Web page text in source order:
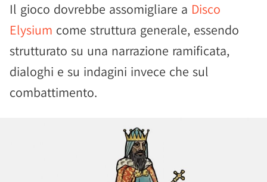
Il gioco dovrebbe assomigliare a Disco
Elysium come struttura generale, essendo
strutturato su una narrazione ramificata,
dialoghi e su indagini invece che sul
combattimento.